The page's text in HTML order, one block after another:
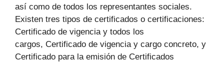
así como de todos los representantes sociales.
Existen tres tipos de certificados o certificaciones:
Certificado de vigencia y todos los
cargos, Certificado de vigencia y cargo concreto, y
Certificado para la emisión de Certificados